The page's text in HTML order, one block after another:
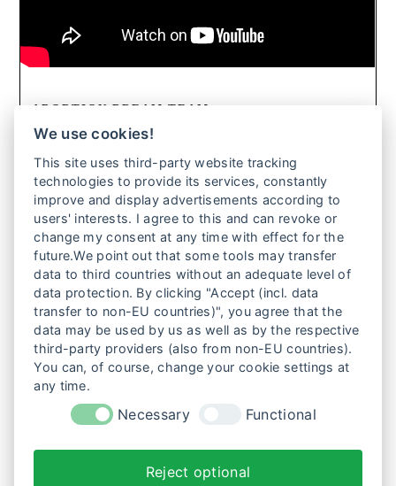
ABORTION DREAM TEAM
Glücklicherweise gibt es sie – vier Frauen, die in Polen
trotz Abtreibungsverbots eine Hotline betreiben, um
Frauen in Not zu helfen. Sie informieren über sichere
Selbstabtreibungen oder vermitteln Kliniken im Ausland.
Für diesen Einsatz riskieren sie ihre Gesundheit und
Freiheit. Werden sie ihre wichtige Arbeit fortsetzen
können?
Weiterlesen
1 2 3 4 5
6
We use cookies!
This site uses third-party website tracking
technologies to provide its services, constantly
improve and display advertisements according to
users' interests. I agree to this and can revoke or
change my consent at any time with effect for the
future.We point out that some tools may transfer
data to third countries without an adequate level of
data protection. By clicking "Accept (incl. data
transfer to non-EU countries)", you agree that the
data may be used by us as well as by the respective
third-party providers (also from non-EU countries).
You can, of course, change your cookie settings at
any time.
Necessary Functional
Reject optional